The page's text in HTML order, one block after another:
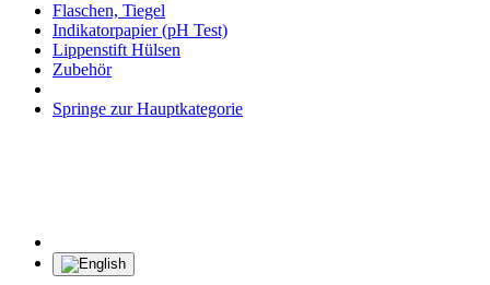
Flaschen, Tiegel
Indikatorpapier (pH Test)
Lippenstift Hülsen
Zubehör
Springe zur Hauptkategorie